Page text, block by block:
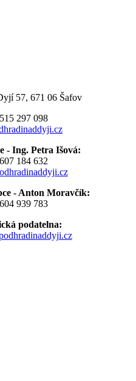
57, 671 06 Šafov
297 098
- Ing. Petra Išová:
184 632
- Anton Moravčík:
939 783
podatelna: